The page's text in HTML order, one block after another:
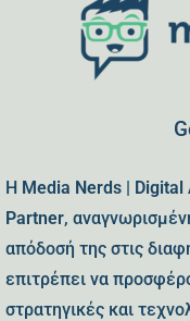
Η Media Nerds | Digital
Partner,
απόδοσή της στις
επιτρέπει να
στρατηγικές και